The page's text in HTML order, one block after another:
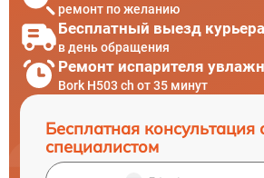
ремонт по желанию
Бесплатный выезд курьера
в день обращения
Ремонт испарителя
Bork H503 ch от 35 минут
Бесплатная консультация
специалистом